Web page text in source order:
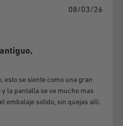
effective, it will be necessary to
together with the invoice
LOSS
logistics operator does not
esto se siente como una gran
la pantalla se ve mucho mas
embalaje solido, sin quejas alli.
08/03/26